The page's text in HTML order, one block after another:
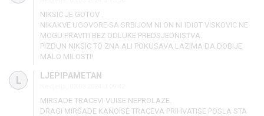
NIKSIC JE GOTOV .
NIKAKVE UGOVORE SA SRBIJOM NI ON NI IDIOT VISKOVIC NE
MOGU PRAVITI BEZ ODLUKE PREDSJEDNISTVA.
PIZDUN NIKSIC TO ZNA ALI POKUSAVA LAZIMA DA DOBIJE
MALO MILOSTI!
L LJEPIPAMETAN
MIRSADE TRACEVI VUISE NEPROLAZE.
DRAGI MIRSADE KANOISE TRACEVA PRIHVATISE POSLA STA